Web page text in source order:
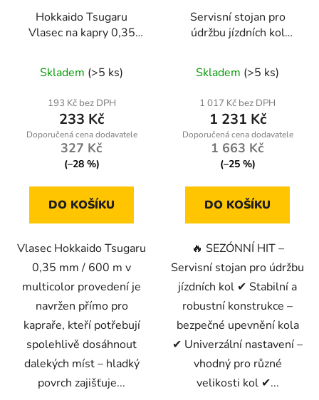
Hokkaido Tsugaru
Vlasec na kapry 0,35
Skladem (>5 ks)
193 Kč bez DPH
233 Kč
327 Kč
(–28 %)
DO KOŠÍKU
Vlasec Hokkaido Tsugaru
0,35 mm / 600 m v
multicolor provedení je
navržen přímo pro
kapraře, kteří potřebují
spolehlivě dosáhnout
dalekých míst – hladký
povrch zajišťuje...
Servisní stojan pro
údržbu jízdních kol
Skladem (>5 ks)
1 017 Kč bez DPH
1 231 Kč
1 663 Kč
(–25 %)
DO KOŠÍKU
🔥 SEZÓNNÍ HIT –
Servisní stojan pro údržbu
jízdních kol ✔ Stabilní a
robustní konstrukce –
bezpečné upevnění kola
✔ Univerzální nastavení –
vhodný pro různé
velikosti kol ✔...